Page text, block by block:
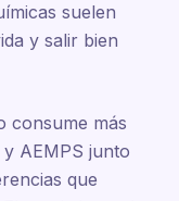
suelen
y salir bien
consume más
AEMPS junto
que